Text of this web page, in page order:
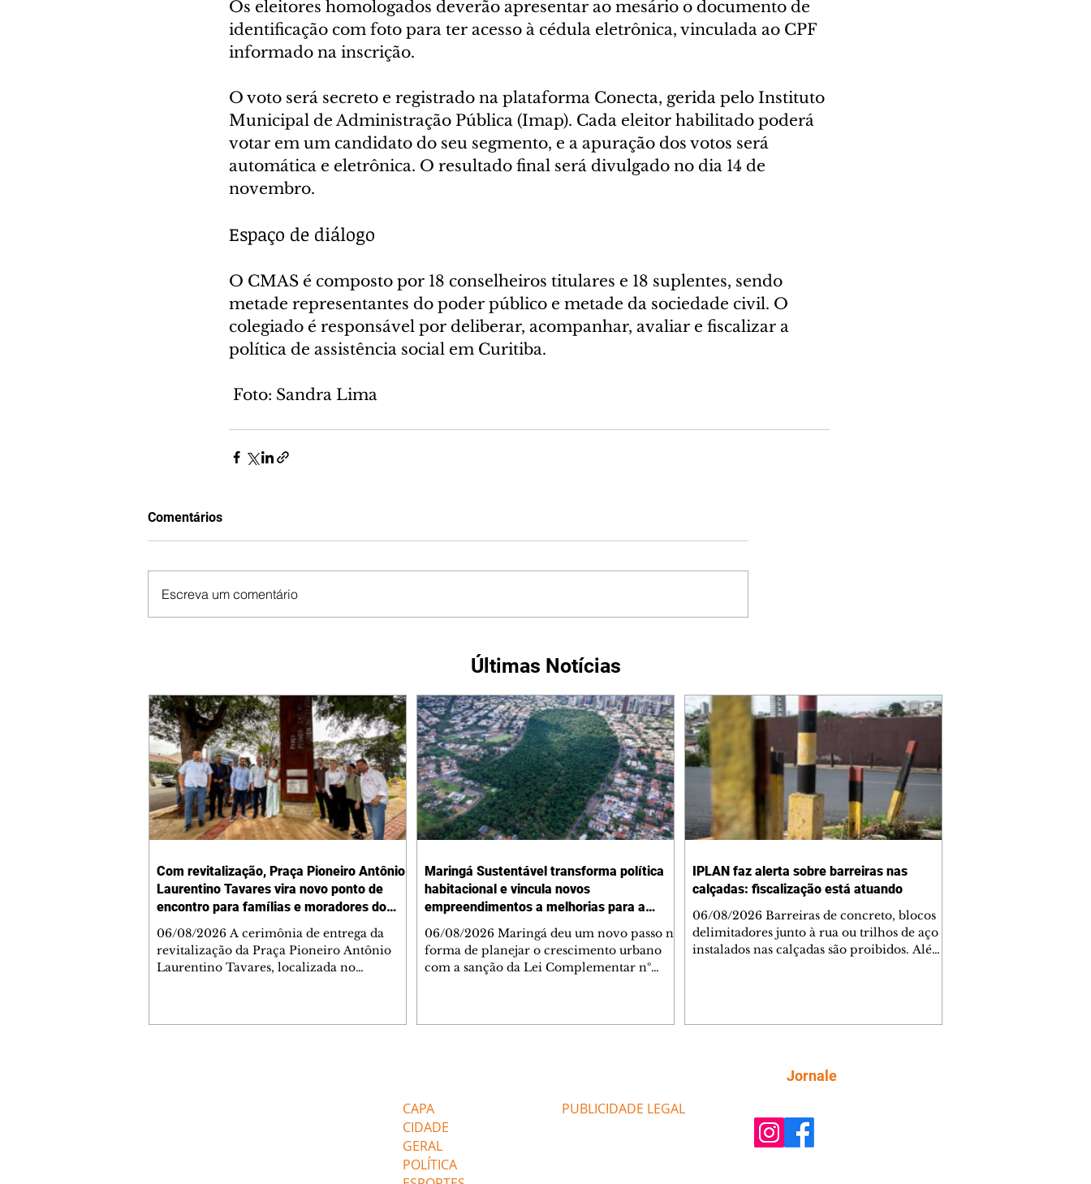
Os eleitores homologados deverão apresentar ao mesário o documento de
identificação com foto para ter acesso à cédula eletrônica, vinculada ao CPF
informado na inscrição.
O voto será secreto e registrado na plataforma Conecta, gerida pelo Instituto
Municipal de Administração Pública (Imap). Cada eleitor habilitado poderá
votar em um candidato do seu segmento, e a apuração dos votos será
automática e eletrônica. O resultado final será divulgado no dia 14 de
novembro.
Espaço de diálogo
O CMAS é composto por 18 conselheiros titulares e 18 suplentes, sendo
metade representantes do poder público e metade da sociedade civil. O
colegiado é responsável por deliberar, acompanhar, avaliar e fiscalizar a
política de assistência social em Curitiba.
Foto: Sandra Lima
Comentários
Escreva um comentário
Últimas Notícias
Com revitalização, Praça Pioneiro Antônio
Laurentino Tavares vira novo ponto de
encontro para famílias e moradores do
Jardim Liberdade
06/08/2026 A cerimônia de entrega da
revitalização da Praça Pioneiro Antônio
Laurentino Tavares, localizada no
Maringá Sustentável transforma política
habitacional e vincula novos
empreendimentos a melhorias para a
cidade
06/08/2026 Maringá deu um novo passo na
forma de planejar o crescimento urbano
com a sanção da Lei Complementar nº
avanço da lei é mudar a lógica de concessão
de benefícios urbanísticos frente
IPLAN faz alerta sobre barreiras nas
calçadas: fiscalização está atuando
06/08/2026 Barreiras de concreto, blocos
delimitadores junto à rua ou trilhos de aço
instalados nas calçadas são proibidos. Além
(IPLAN), que está intensificando a
fiscalização sobre as calçadas, o que inclui
CAPA
CIDADE
GERAL
POLÍTICA
PUBLICIDADE LEGAL
Jornale